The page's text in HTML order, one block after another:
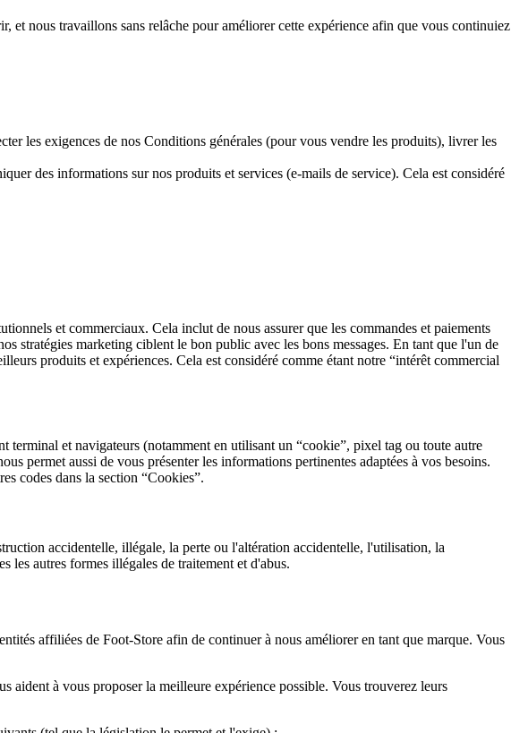
nous travaillons sans relâche pour améliorer cette expérience afin que vous continuiez
les exigences de nos Conditions générales (pour vous vendre les produits), livrer les
des informations sur nos produits et services (e-mails de service). Cela est considéré
et commerciaux. Cela inclut de nous assurer que les commandes et paiements
stratégies marketing ciblent le bon public avec les bons messages. En tant que l'un de
produits et expériences. Cela est considéré comme étant notre “intérêt commercial
terminal et navigateurs (notamment en utilisant un “cookie”, pixel tag ou toute autre
permet aussi de vous présenter les informations pertinentes adaptées à vos besoins.
codes dans la section “Cookies”.
accidentelle, illégale, la perte ou l'altération accidentelle, l'utilisation, la
les autres formes illégales de traitement et d'abus.
affiliées de Foot-Store afin de continuer à nous améliorer en tant que marque. Vous
aident à vous proposer la meilleure expérience possible. Vous trouverez leurs